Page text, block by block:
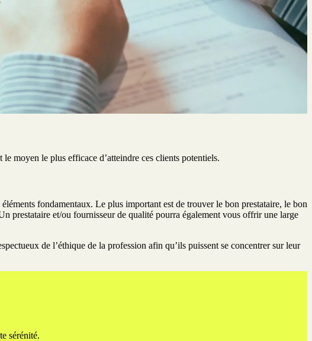
moyen le plus efficace d’atteindre ces clients potentiels.
fondamentaux. Le plus important est de trouver le bon prestataire, le bon
prestataire et/ou fournisseur de qualité pourra également vous offrir une large
de l’éthique de la profession afin qu’ils puissent se concentrer sur leur
sérénité.